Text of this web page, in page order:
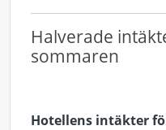
Halverade
sommaren
Hotellens intäkter